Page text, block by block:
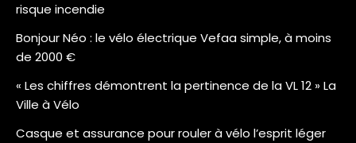
risque incendie
Bonjour Néo : le vélo électrique Vefaa simple, à moins
de 2000 €
« Les chiffres démontrent la pertinence de la VL 12 » La
Ville à Vélo
Casque et assurance pour rouler à vélo l’esprit léger